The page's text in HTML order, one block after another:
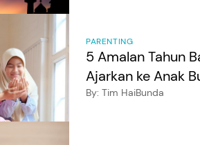
PARENTING
5 Amalan Tahun
Ajarkan ke Anak
By: Tim HaiBunda